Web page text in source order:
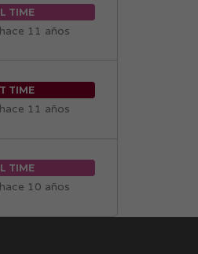
TIME
11 años
TIME
11 años
TIME
10 años